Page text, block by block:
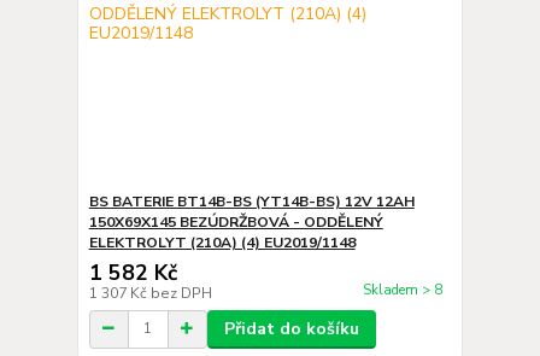
BS BATERIE BT14B-BS (YT14B-BS) 12V 12AH
150X69X145 BEZÚDRŽBOVÁ - ODDĚLENÝ
ELEKTROLYT (210A) (4) EU2019/1148
1 582 Kč
1 307 Kč bez DPH Skladem > 8
Přidat do košíku